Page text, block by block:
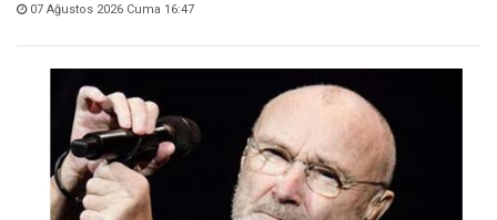
07 Ağustos 2026 Cuma 16:47